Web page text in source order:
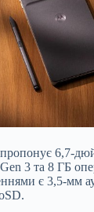
6,7-
3 та 8 ГБ
є 3,5-мм